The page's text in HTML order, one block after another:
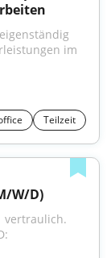
im
Teilzeit
W/D)